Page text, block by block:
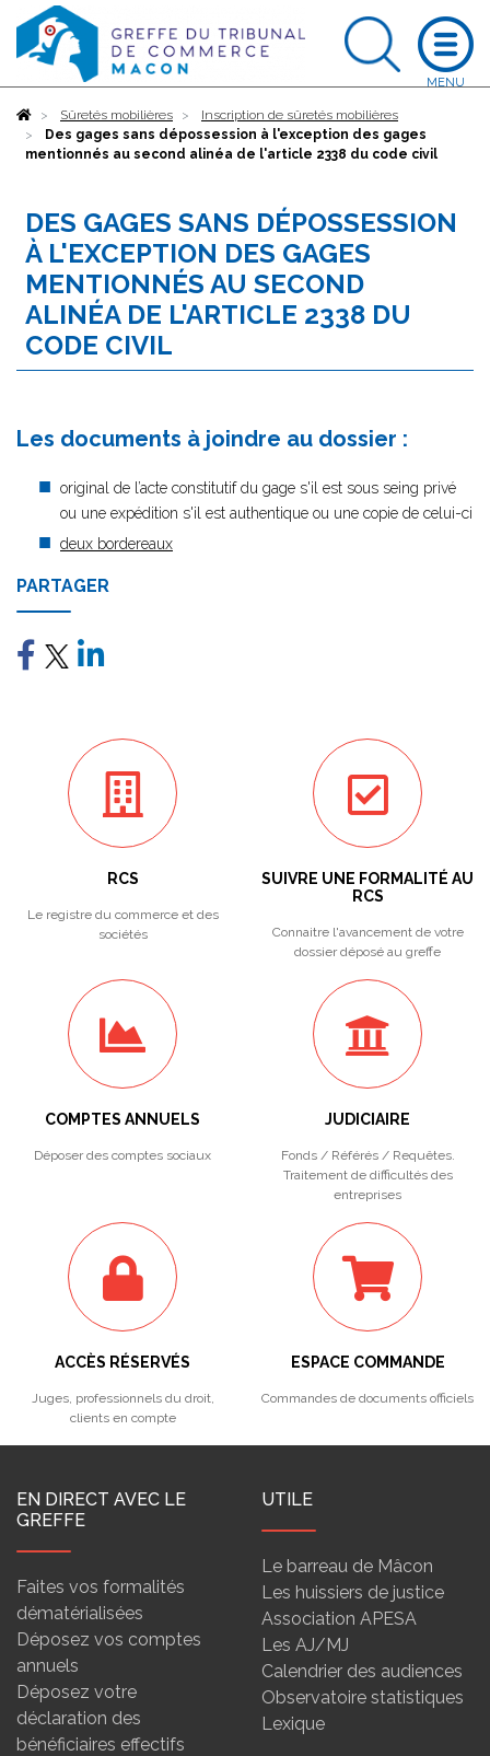
AccueilSûretés mobilières
Inscription de sûretés mobilières
Des gages sans dépossession à l'exception des gages
mentionnés au second alinéa de l'article 2338 du code civil
DES GAGES SANS DÉPOSSESSION
À L'EXCEPTION DES GAGES
MENTIONNÉS AU SECOND
ALINÉA DE L'ARTICLE 2338 DU
CODE CIVIL
Les documents à joindre au dossier :
original de l’acte constitutif du gage s'il est sous seing privé
ou une expédition s'il est authentique ou une copie de celui-ci
deux bordereaux
PARTAGER
RCS
Le registre du commerce et des
sociétés
SUIVRE UNE FORMALITÉ AU
RCS
Connaitre l'avancement de votre
dossier déposé au greffe
COMPTES ANNUELS
Déposer des comptes sociaux
JUDICIAIRE
Fonds / Référés / Requêtes.
Traitement de difficultés des
entreprises
ACCÈS RÉSERVÉS
Juges, professionnels du droit,
clients en compte
ESPACE COMMANDE
Commandes de documents officiels
EN DIRECT AVEC LE
GREFFE
Faites vos formalités
dématérialisées
Déposez vos comptes
annuels
Déposez votre
déclaration des
bénéficiaires effectifs
UTILE
Le barreau de Mâcon
Les huissiers de justice
Association APESA
Les AJ/MJ
Calendrier des audiences
Observatoire statistiques
Lexique